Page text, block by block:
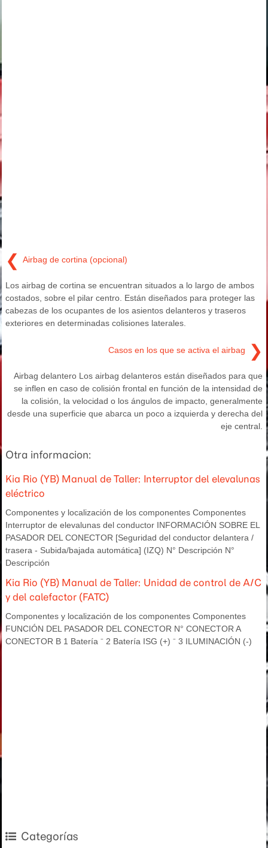
❮ Airbag de cortina (opcional)
Los airbag de cortina se encuentran situados a lo largo de ambos
costados, sobre el pilar centro. Están diseñados para proteger las
cabezas de los ocupantes de los asientos delanteros y traseros
exteriores en determinadas colisiones laterales.
Casos en los que se activa el airbag ❯
Airbag delantero Los airbag delanteros están diseñados para que
se inflen en caso de colisión frontal en función de la intensidad de
la colisión, la velocidad o los ángulos de impacto, generalmente
desde una superficie que abarca un poco a izquierda y derecha del
eje central.
Otra informacion:
Kia Rio (YB) Manual de Taller: Interruptor del elevalunas
eléctrico
Componentes y localización de los componentes Componentes
Interruptor de elevalunas del conductor INFORMACIÓN SOBRE EL
PASADOR DEL CONECTOR [Seguridad del conductor delantera /
trasera - Subida/bajada automática] (IZQ) N° Descripción N°
Descripción
Kia Rio (YB) Manual de Taller: Unidad de control de A/C
y del calefactor (FATC)
Componentes y localización de los componentes Componentes
FUNCIÓN DEL PASADOR DEL CONECTOR N° CONECTOR A
CONECTOR B 1 Batería ⁻ 2 Batería ISG (+) ⁻ 3 ILUMINACIÓN (-)
Categorías